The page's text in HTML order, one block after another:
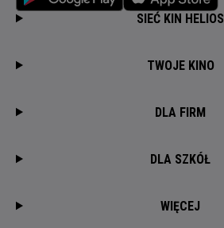
SIEĆ KIN HELIOS
TWOJE KINO
DLA FIRM
DLA SZKÓŁ
WIĘCEJ